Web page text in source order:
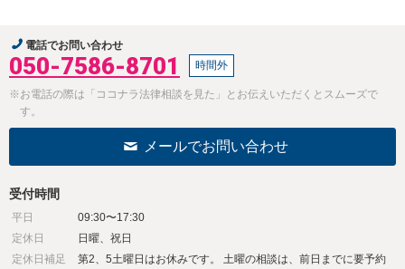
電話でお問い合わせ
050-7586-8701 時間外
※お電話の際は「ココナラ法律相談を見た」とお伝えいただくとスムーズで
す。
メールでお問い合わせ
受付時間
平日
09:30〜17:30
定休日
日曜、祝日
定休日補足
第2、5土曜日はお休みです。 土曜の相談は、前日までに要予約